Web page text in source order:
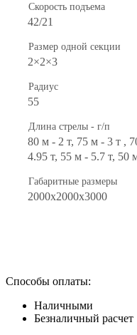
Скорость подъема
42/21
Размер одной секции
2×2×3
Радиус
55
Длина стрелы - г/п
80 м - 2 т, 75 м - 3 т ,
4.95 т, 55 м - 5.7 т, 50
Габаритные размеры
2000x2000x3000
Способы оплаты:
Наличными
Безналичный расчет